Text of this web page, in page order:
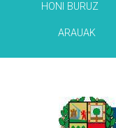
HONI BURUZ
ARAUAK